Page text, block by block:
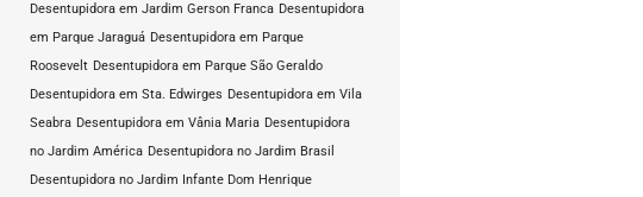
Desentupidora em Jardim Gerson Franca Desentupidora
em Parque Jaraguá Desentupidora em Parque
Roosevelt Desentupidora em Parque São Geraldo
Desentupidora em Sta. Edwirges Desentupidora em Vila
Seabra Desentupidora em Vânia Maria Desentupidora
no Jardim América Desentupidora no Jardim Brasil
Desentupidora no Jardim Infante Dom Henrique